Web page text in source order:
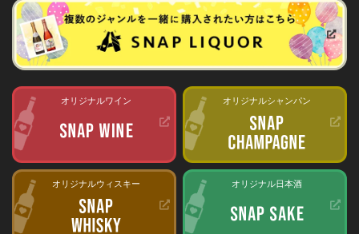
オリジナルワイン オリジナルシャンパン
オリジナルウィスキー オリジナル日本酒